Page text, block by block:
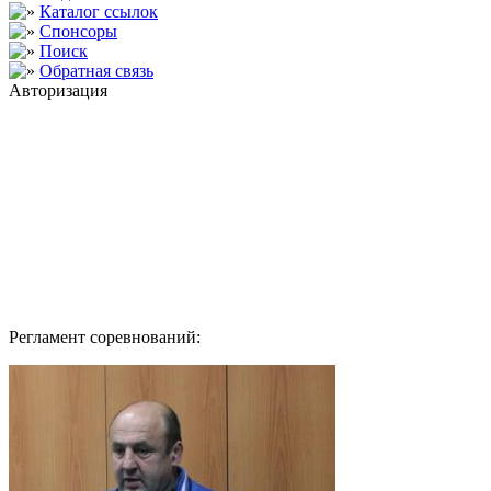
Каталог ссылок
Спонсоры
Поиск
Обратная связь
Авторизация
Регламент соревнований: